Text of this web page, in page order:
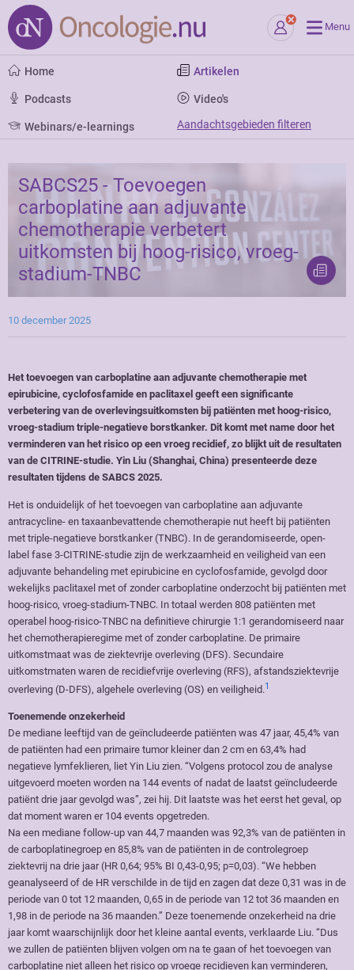
Menu
Home Artikelen
Podcasts Video's
Webinars/e-learnings Aandachtsgebieden filteren
SABCS25 - Toevoegen
carboplatine aan adjuvante
chemotherapie verbetert
uitkomsten bij hoog-risico, vroeg-
stadium-TNBC
10 december 2025
Het toevoegen van carboplatine aan adjuvante chemotherapie met
epirubicine, cyclofosfamide en paclitaxel geeft een significante
verbetering van de overlevingsuitkomsten bij patiënten met hoog-risico,
vroeg-stadium triple-negatieve borstkanker. Dit komt met name door het
verminderen van het risico op een vroeg recidief, zo blijkt uit de resultaten
van de CITRINE-studie. Yin Liu (Shanghai, China) presenteerde deze
resultaten tijdens de SABCS 2025.
Het is onduidelijk of het toevoegen van carboplatine aan adjuvante
antracycline- en taxaanbevattende chemotherapie nut heeft bij patiënten
met triple-negatieve borstkanker (TNBC). In de gerandomiseerde, open-
label fase 3-CITRINE-studie zijn de werkzaamheid en veiligheid van een
adjuvante behandeling met epirubicine en cyclofosfamide, gevolgd door
wekelijks paclitaxel met of zonder carboplatine onderzocht bij patiënten met
hoog-risico, vroeg-stadium-TNBC. In totaal werden 808 patiënten met
operabel hoog-risico-TNBC na definitieve chirurgie 1:1 gerandomiseerd naar
het chemotherapieregime met of zonder carboplatine. De primaire
uitkomstmaat was de ziektevrije overleving (DFS). Secundaire
uitkomstmaten waren de recidiefvrije overleving (RFS), afstandsziektevrije
overleving (D-DFS), algehele overleving (OS) en veiligheid.1
Toenemende onzekerheid
De mediane leeftijd van de geïncludeerde patiënten was 47 jaar, 45,4% van
de patiënten had een primaire tumor kleiner dan 2 cm en 63,4% had
negatieve lymfeklieren, liet Yin Liu zien. “Volgens protocol zou de analyse
uitgevoerd moeten worden na 144 events of nadat de laatst geïncludeerde
patiënt drie jaar gevolgd was”, zei hij. Dit laatste was het eerst het geval, op
dat moment waren er 104 events opgetreden.
Na een mediane follow-up van 44,7 maanden was 92,3% van de patiënten in
de carboplatinegroep en 85,8% van de patiënten in de controlegroep
ziektevrij na drie jaar (HR 0,64; 95% BI 0,43-0,95; p=0,03). “We hebben
geanalyseerd of de HR verschilde in de tijd en zagen dat deze 0,31 was in de
periode van 0 tot 12 maanden, 0,65 in de periode van 12 tot 36 maanden en
1,98 in de periode na 36 maanden.” Deze toenemende onzekerheid na drie
jaar komt waarschijnlijk door het kleine aantal events, verklaarde Liu. “Dus
we zullen de patiënten blijven volgen om na te gaan of het toevoegen van
carboplatine niet alleen het risico op vroege recidieven kan verminderen,